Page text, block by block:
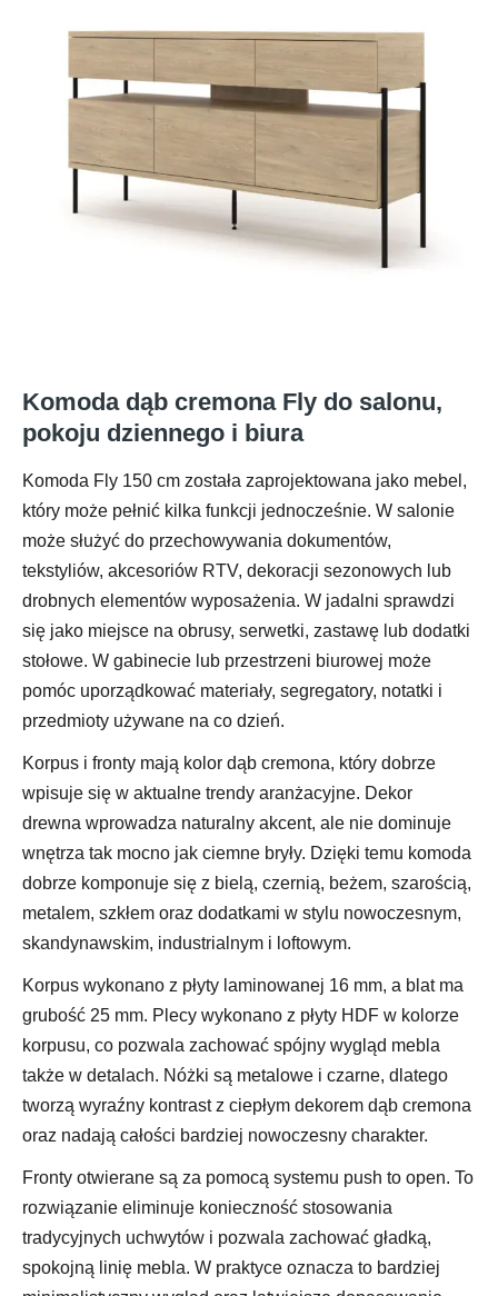
Komoda dąb cremona Fly do salonu,
pokoju dziennego i biura
Komoda Fly 150 cm została zaprojektowana jako mebel,
który może pełnić kilka funkcji jednocześnie. W salonie
może służyć do przechowywania dokumentów,
tekstyliów, akcesoriów RTV, dekoracji sezonowych lub
drobnych elementów wyposażenia. W jadalni sprawdzi
się jako miejsce na obrusy, serwetki, zastawę lub dodatki
stołowe. W gabinecie lub przestrzeni biurowej może
pomóc uporządkować materiały, segregatory, notatki i
przedmioty używane na co dzień.
Korpus i fronty mają kolor dąb cremona, który dobrze
wpisuje się w aktualne trendy aranżacyjne. Dekor
drewna wprowadza naturalny akcent, ale nie dominuje
wnętrza tak mocno jak ciemne bryły. Dzięki temu komoda
dobrze komponuje się z bielą, czernią, beżem, szarością,
metalem, szkłem oraz dodatkami w stylu nowoczesnym,
skandynawskim, industrialnym i loftowym.
Korpus wykonano z płyty laminowanej 16 mm, a blat ma
grubość 25 mm. Plecy wykonano z płyty HDF w kolorze
korpusu, co pozwala zachować spójny wygląd mebla
także w detalach. Nóżki są metalowe i czarne, dlatego
tworzą wyraźny kontrast z ciepłym dekorem dąb cremona
oraz nadają całości bardziej nowoczesny charakter.
Fronty otwierane są za pomocą systemu push to open. To
rozwiązanie eliminuje konieczność stosowania
tradycyjnych uchwytów i pozwala zachować gładką,
spokojną linię mebla. W praktyce oznacza to bardziej